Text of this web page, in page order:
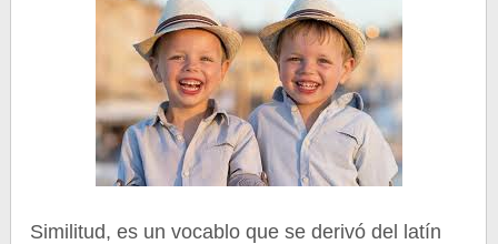
Similitud, es un vocablo que se derivó del latín